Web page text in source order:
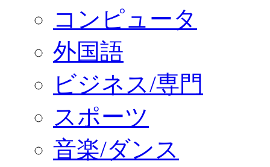
コンピュータ
外国語
ビジネス/専門
スポーツ
音楽/ダンス